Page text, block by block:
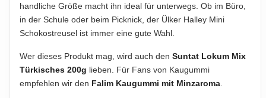
handliche Größe macht ihn ideal für unterwegs. Ob im Büro,
in der Schule oder beim Picknick, der Ülker Halley Mini
Schokostreusel ist immer eine gute Wahl.
Wer dieses Produkt mag, wird auch den Suntat Lokum Mix
Türkisches 200g lieben. Für Fans von Kaugummi
empfehlen wir den Falim Kaugummi mit Minzaroma